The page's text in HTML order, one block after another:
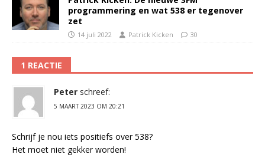
programmering en wat 538 er tegenover
zet
14 juli 2022 Patrick Kicken 30
1 REACTIE
Peter schreef:
5 MAART 2023 OM 20:21
Schrijf je nou iets positiefs over 538?
Het moet niet gekker worden!